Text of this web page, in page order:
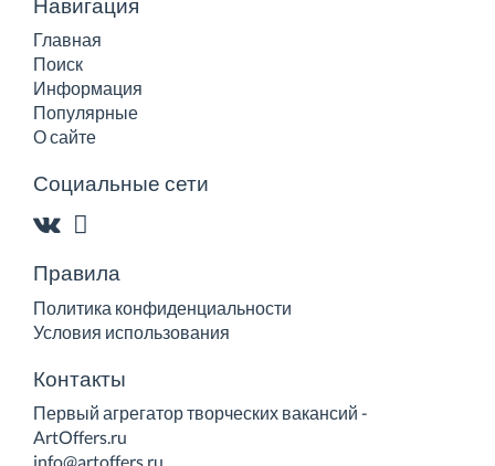
Главная
Поиск
Информация
Популярные
О сайте
Социальные сети
Правила
Политика конфиденциальности
Условия использования
Контакты
Первый агрегатор творческих вакансий -
ArtOffers.ru
info@artoffers.ru